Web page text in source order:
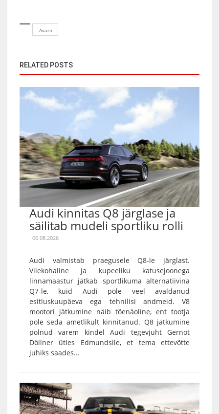
Avarii
RELATED POSTS
Audi kinnitas Q8 järglase ja
säilitab mudeli sportliku rolli
06.08.2026
Audi valmistab praegusele Q8-le järglast.
Viiekohaline ja kupeeliku katusejoonega
linnamaastur jätkab sportlikuma alternatiivina
Q7-le, kuid Audi pole veel avaldanud
esitluskuupäeva ega tehnilisi andmeid. V8
mootori jätkumine näib tõenäoline, ent tootja
pole seda ametlikult kinnitanud. Q8 jätkumine
polnud varem kindel Audi tegevjuht Gernot
Döllner ütles Edmundsile, et tema ettevõtte
juhiks saades...